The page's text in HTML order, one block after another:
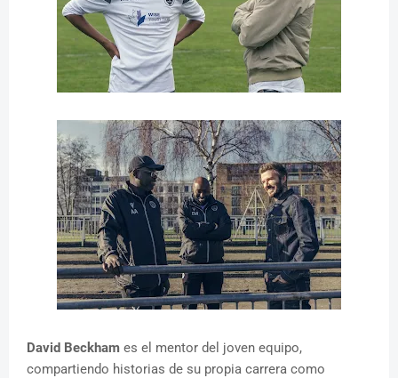
David Beckham es el mentor del joven equipo,
compartiendo historias de su propia carrera como